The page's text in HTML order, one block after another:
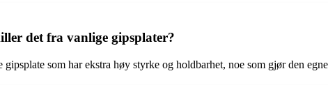
det fra vanlige gipsplater?
som har ekstra høy styrke og holdbarhet, noe som gjør den